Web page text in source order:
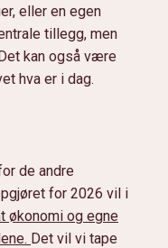
eller en egen
tillegg, men
kan også være
hva er i dag.
de andre
for 2026 vil i
økonomi og egne
Det vil vi tape